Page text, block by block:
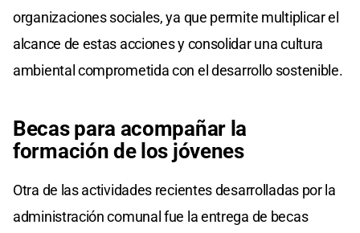
organizaciones sociales, ya que permite multiplicar el
alcance de estas acciones y consolidar una cultura
ambiental comprometida con el desarrollo sostenible.
Becas para acompañar la
formación de los jóvenes
Otra de las actividades recientes desarrolladas por la
administración comunal fue la entrega de becas